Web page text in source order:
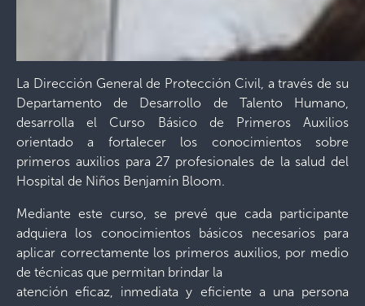
La Dirección General de Protección Civil, a través de su
Departamento de Desarrollo de Talento Humano,
desarrolla el Curso Básico de Primeros Auxilios
orientado a fortalecer los conocimientos sobre
primeros auxilios para 27 profesionales de la salud del
Hospital de Niños Benjamín Bloom.
Mediante este curso, se prevé que cada participante
adquiera los conocimientos básicos necesarios para
aplicar correctamente los primeros auxilios, por medio
de técnicas que permitan brindar la
atención eficaz, inmediata y eficiente a una persona